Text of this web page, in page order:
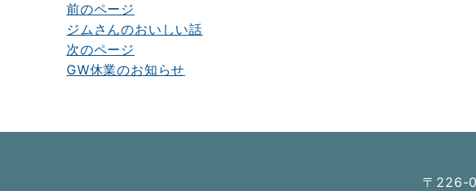
投
稿
ナ
前のページ
ジムさんのおいしい話
次のページ
GW休業のお知らせ
〒226-